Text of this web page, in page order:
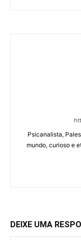
Psicanalista,
mundo, curioso e
DEIXE UMA